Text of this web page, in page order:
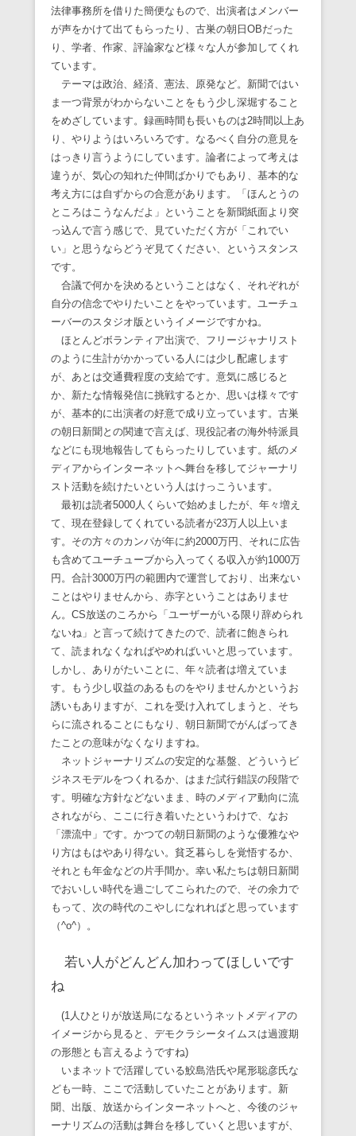
法律事務所を借りた簡便なもので、出演者はメンバー
が声をかけて出てもらったり、古巣の朝日OBだった
り、学者、作家、評論家など様々な人が参加してくれ
ています。
テーマは政治、経済、憲法、原発など。新聞ではい
ま一つ背景がわからないことをもう少し深堀すること
をめざしています。録画時間も長いものは2時間以上あ
り、やりようはいろいろです。なるべく自分の意見を
はっきり言うようにしています。論者によって考えは
違うが、気心の知れた仲間ばかりでもあり、基本的な
考え方には自ずからの合意があります。「ほんとうの
ところはこうなんだよ」ということを新聞紙面より突
っ込んで言う感じで、見ていただく方が「これでい
い」と思うならどうぞ見てください、というスタンス
です。
合議で何かを決めるということはなく、それぞれが
自分の信念でやりたいことをやっています。ユーチュ
ーバーのスタジオ版というイメージですかね。
ほとんどボランティア出演で、フリージャナリスト
のように生計がかかっている人には少し配慮します
が、あとは交通費程度の支給です。意気に感じると
か、新たな情報発信に挑戦するとか、思いは様々です
が、基本的に出演者の好意で成り立っています。古巣
の朝日新聞との関連で言えば、現役記者の海外特派員
などにも現地報告してもらったりしています。紙のメ
ディアからインターネットへ舞台を移してジャーナリ
スト活動を続けたいという人はけっこういます。
最初は読者5000人くらいで始めましたが、年々増え
て、現在登録してくれている読者が23万人以上いま
す。その方々のカンパが年に約2000万円、それに広告
も含めてユーチューブから入ってくる収入が約1000万
円。合計3000万円の範囲内で運営しており、出来ない
ことはやりませんから、赤字ということはありませ
ん。CS放送のころから「ユーザーがいる限り辞められ
ないね」と言って続けてきたので、読者に飽きられ
て、読まれなくなればやめればいいと思っています。
しかし、ありがたいことに、年々読者は増えていま
す。もう少し収益のあるものをやりませんかというお
誘いもありますが、これを受け入れてしまうと、そち
らに流されることにもなり、朝日新聞でがんばってき
たことの意味がなくなりますね。
ネットジャーナリズムの安定的な基盤、どういうビ
ジネスモデルをつくれるか、はまだ試行錯誤の段階で
す。明確な方針などないまま、時のメディア動向に流
されながら、ここに行き着いたというわけで、なお
「漂流中」です。かつての朝日新聞のような優雅なや
り方はもはやあり得ない。貧乏暮らしを覚悟するか、
それとも年金などの片手間か。幸い私たちは朝日新聞
でおいしい時代を過ごしてこられたので、その余力で
もって、次の時代のこやしになれればと思っています
（^o^）。
若い人がどんどん加わってほしいです
ね
(1人ひとりが放送局になるというネットメディアの
イメージから見ると、デモクラシータイムスは過渡期
の形態とも言えるようですね)
いまネットで活躍している鮫島浩氏や尾形聡彦氏な
ども一時、ここで活動していたことがあります。新
聞、出版、放送からインターネットへと、今後のジャ
ーナリズムの活動は舞台を移していくと思いますが、